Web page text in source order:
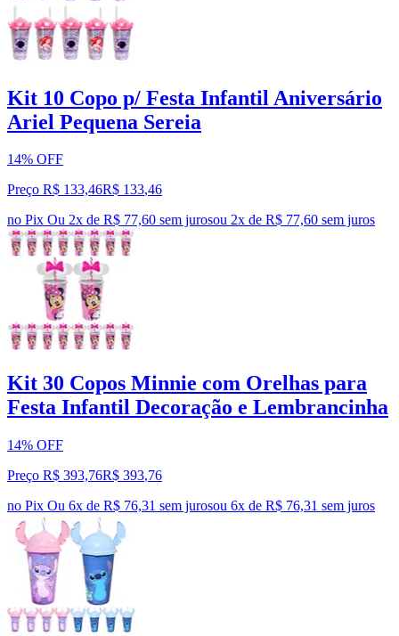
Kit 10 Copo p/ Festa Infantil Aniversário
Ariel Pequena Sereia
14% OFF
Preço R$ 133,46R$ 133,46
no Pix Ou 2x de R$ 77,60 sem jurosou 2x de R$ 77,60 sem juros
Kit 30 Copos Minnie com Orelhas para
Festa Infantil Decoração e Lembrancinha
14% OFF
Preço R$ 393,76R$ 393,76
no Pix Ou 6x de R$ 76,31 sem jurosou 6x de R$ 76,31 sem juros